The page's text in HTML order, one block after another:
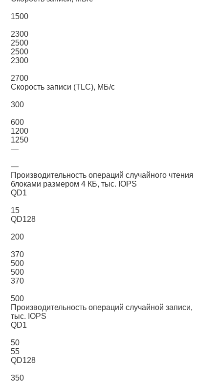
1500
2300
2500
2500
2300
2700
Скорость записи (TLC), МБ/с
300
600
1200
1250
—
—
Производительность операций случайного чтения
блоками размером 4 КБ, тыс. IOPS
QD1
15
QD128
200
370
500
500
370
500
Производительность операций случайной записи,
тыс. IOPS
QD1
50
55
QD128
350